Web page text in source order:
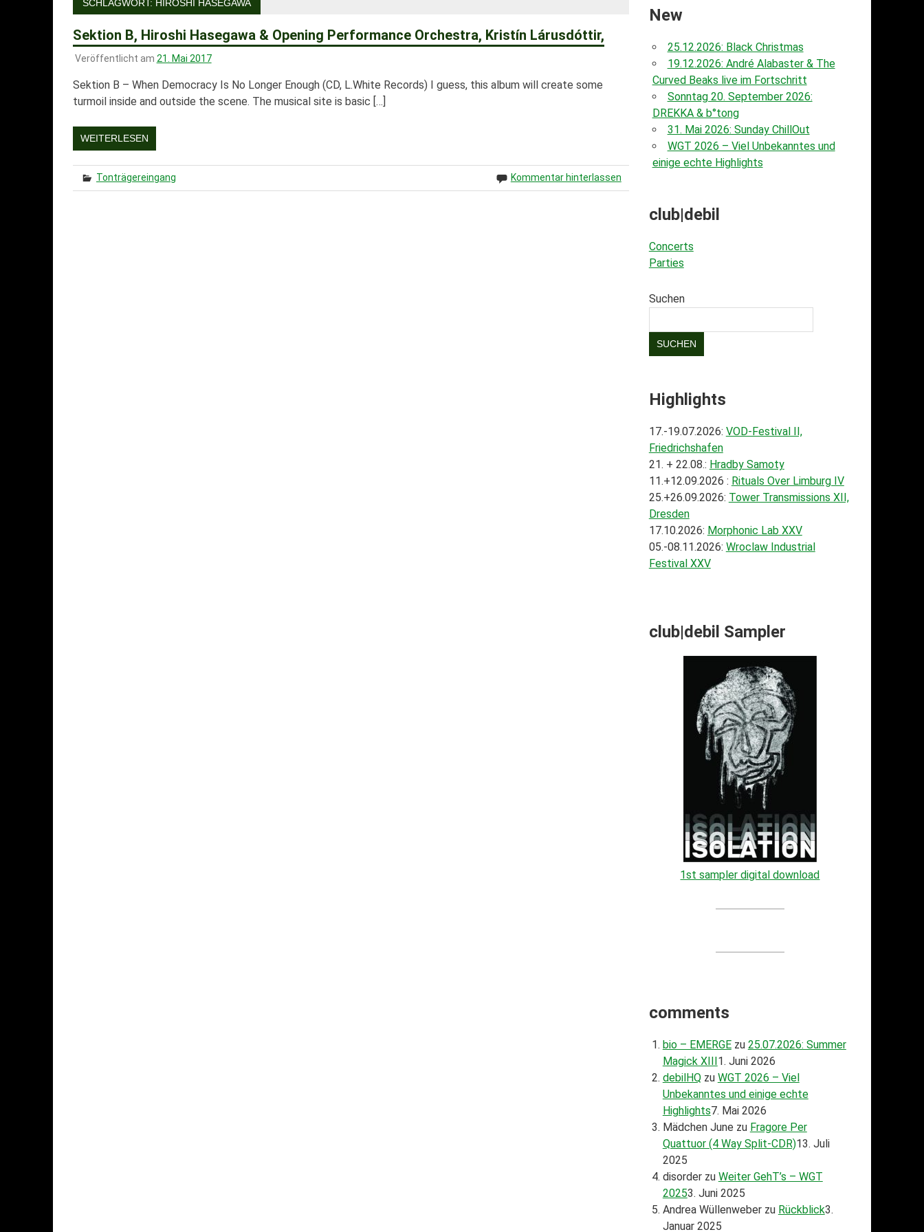
SCHLAGWORT: HIROSHI HASEGAWA
Sektion B, Hiroshi Hasegawa & Opening Performance Orchestra, Kristín Lárusdóttir,
Veröffentlicht am 21. Mai 2017
Sektion B – When Democracy Is No Longer Enough (CD, L.White Records) I guess, this album will create some
turmoil inside and outside the scene. The musical site is basic […]
WEITERLESEN
Tonträgereingang Kommentar hinterlassen
New
25.12.2026: Black Christmas
19.12.2026: André Alabaster & The
Curved Beaks live im Fortschritt
Sonntag 20. September 2026:
DREKKA & b°tong
31. Mai 2026: Sunday ChillOut
WGT 2026 – Viel Unbekanntes und
einige echte Highlights
club|debil
Concerts
Parties
Suchen
SUCHEN
Highlights
17.-19.07.2026: VOD-Festival II,
Friedrichshafen
21. + 22.08.: Hradby Samoty
11.+12.09.2026 : Rituals Over Limburg IV
25.+26.09.2026: Tower Transmissions XII,
Dresden
17.10.2026: Morphonic Lab XXV
05.-08.11.2026: Wroclaw Industrial
Festival XXV
club|debil Sampler
1st sampler digital download
comments
bio – EMERGEzu 25.07.2026: Summer
Magick XIII1. Juni 2026
debilHQzu WGT 2026 – Viel
Unbekanntes und einige echte
Highlights7. Mai 2026
Mädchen June zu Fragore Per
Quattuor (4 Way Split-CDR)13. Juli
2025
disorderzu Weiter GehT’s – WGT
20253. Juni 2025
Andrea Wüllenweberzu Rückblick3.
Januar 2025